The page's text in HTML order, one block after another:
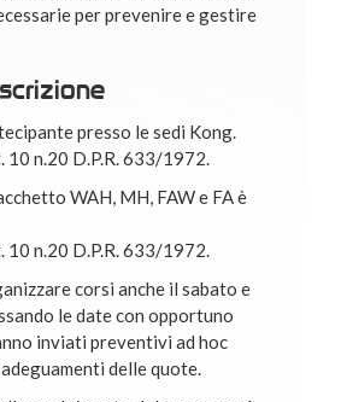
per prevenire e gestire
presso le sedi Kong.
10 n.20 D.P.R. 633/1972.
WAH, MH, FAW e FA è
10 n.20 D.P.R. 633/1972.
corsi anche il sabato e
le date con opportuno
inviati preventivi ad hoc
delle quote.